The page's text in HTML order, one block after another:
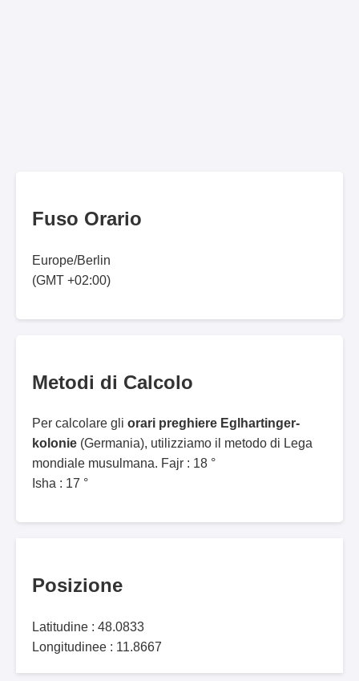
Fuso Orario
Europe/Berlin
(GMT +02:00)
Metodi di Calcolo
Per calcolare gli orari preghiere Eglhartinger-
kolonie (Germania), utilizziamo il metodo di Lega
mondiale musulmana. Fajr : 18 °
Isha : 17 °
Posizione
Latitudine : 48.0833
Longitudinee : 11.8667